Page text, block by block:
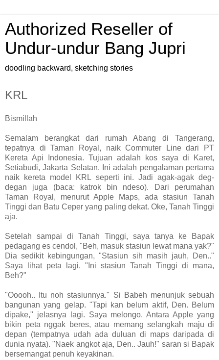
Authorized Reseller of
Undur-undur Bang Jupri
doodling backward, sketching stories
KRL
Bismillah
Semalam berangkat dari rumah Abang di Tangerang,
tepatnya di Taman Royal, naik Commuter Line dari PT
Kereta Api Indonesia. Tujuan adalah kos saya di Karet,
Setiabudi, Jakarta Selatan. Ini adalah pengalaman pertama
naik kereta model KRL seperti ini. Jadi agak-agak deg-
degan juga (baca: katrok bin ndeso). Dari perumahan
Taman Royal, menurut Apple Maps, ada stasiun Tanah
Tinggi dan Batu Ceper yang paling dekat. Oke, Tanah Tinggi
aja.
Setelah sampai di Tanah Tinggi, saya tanya ke Bapak
pedagang es cendol, "Beh, masuk stasiun lewat mana yak?"
Dia sedikit kebingungan, "Stasiun sih masih jauh, Den.."
Saya lihat peta lagi. "Ini stasiun Tanah Tinggi di mana,
Beh?"
"Ooooh.. Itu noh stasiunnya." Si Babeh menunjuk sebuah
bangunan yang gelap. "Tapi kan belum aktif, Den. Belum
dipake," jelasnya lagi. Saya melongo. Antara Apple yang
bikin peta nggak beres, atau memang selangkah maju di
depan (tempatnya udah ada duluan di maps daripada di
dunia nyata). "Naek angkot aja, Den.. Jauh!" saran si Bapak
bersemangat penuh keyakinan.